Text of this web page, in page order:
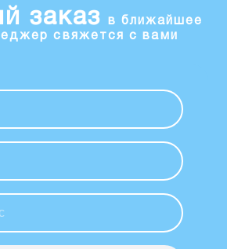
заказ
в ближайшее
свяжется с вами